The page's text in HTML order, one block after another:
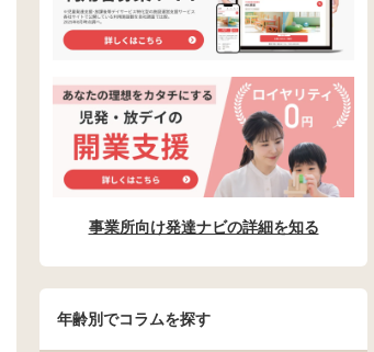
事業所向け発達ナビの詳細を知る
年齢別でコラムを探す